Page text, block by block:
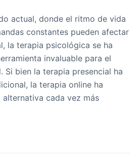
actual, donde el ritmo de vida
constantes pueden afectar
la terapia psicológica se ha
invaluable para el
Si bien la terapia presencial ha
la terapia online ha
cada vez más